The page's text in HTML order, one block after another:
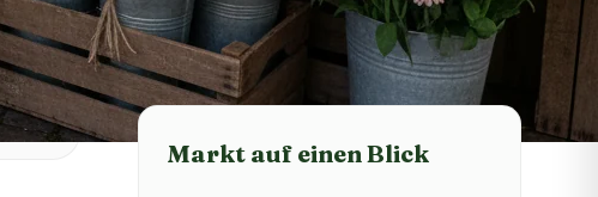
Markt auf einen Blick